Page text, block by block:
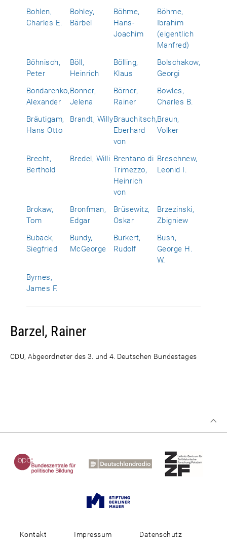
Bohlen,
Charles E.
Bohley,
Bärbel
Böhme,
Hans-
Joachim
Böhme,
Ibrahim
(eigentlich
Manfred)
Böhnisch,
Peter
Böll,
Heinrich
Bölling,
Klaus
Bolschakow,
Georgi
Bondarenko,
Alexander
Bonner,
Jelena
Börner,
Rainer
Bowles,
Charles B.
Bräutigam,
Hans Otto
Brandt, WillyBrauchitsch,
Eberhard
von
Braun,
Volker
Brecht,
Berthold
Bredel, Willi Brentano di
Trimezzo,
Heinrich
von
Breschnew,
Leonid I.
Brokaw,
Tom
Bronfman,
Edgar
Brüsewitz,
Oskar
Brzezinski,
Zbigniew
Buback,
Siegfried
Bundy,
McGeorge
Burkert,
Rudolf
Bush,
George H.
W.
Byrnes,
James F.
Barzel, Rainer
CDU, Abgeordneter des 3. und 4. Deutschen Bundestages
Kontakt Impressum Datenschutz